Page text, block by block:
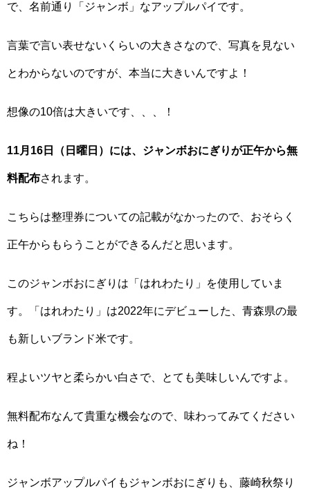
で、名前通り「ジャンボ」なアップルパイです。
言葉で言い表せないくらいの大きさなので、写真を見ない
とわからないのですが、本当に大きいんですよ！
想像の10倍は大きいです、、、！
11月16日（日曜日）には、ジャンボおにぎりが正午から無
料配布されます。
こちらは整理券についての記載がなかったので、おそらく
正午からもらうことができるんだと思います。
このジャンボおにぎりは「はれわたり」を使用していま
す。「はれわたり」は2022年にデビューした、青森県の最
も新しいブランド米です。
程よいツヤと柔らかい白さで、とても美味しいんですよ。
無料配布なんて貴重な機会なので、味わってみてください
ね！
ジャンボアップルパイもジャンボおにぎりも、藤崎秋祭り